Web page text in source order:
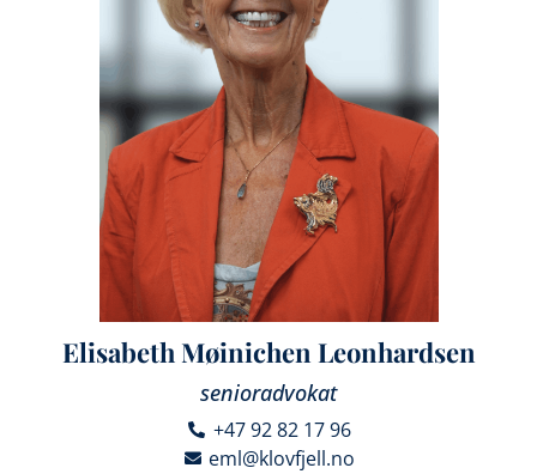
Elisabeth Møinichen Leonhardsen
senioradvokat
+47 92 82 17 96
eml@klovfjell.no